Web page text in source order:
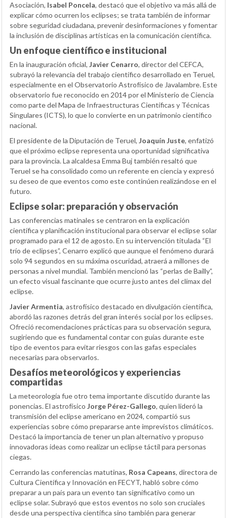
Asociación, Isabel Poncela, destacó que el objetivo va más allá de
explicar cómo ocurren los eclipses; se trata también de informar
sobre seguridad ciudadana, prevenir desinformaciones y fomentar
la inclusión de disciplinas artísticas en la comunicación científica.
Un enfoque científico e institucional
En la inauguración oficial, Javier Cenarro, director del CEFCA,
subrayó la relevancia del trabajo científico desarrollado en Teruel,
especialmente en el Observatorio Astrofísico de Javalambre. Este
observatorio fue reconocido en 2014 por el Ministerio de Ciencia
como parte del Mapa de Infraestructuras Científicas y Técnicas
Singulares (ICTS), lo que lo convierte en un patrimonio científico
nacional.
El presidente de la Diputación de Teruel, Joaquín Juste, enfatizó
que el próximo eclipse representa una oportunidad significativa
para la provincia. La alcaldesa Emma Buj también resaltó que
Teruel se ha consolidado como un referente en ciencia y expresó
su deseo de que eventos como este continúen realizándose en el
futuro.
Eclipse solar: preparación y observación
Las conferencias matinales se centraron en la explicación
científica y planificación institucional para observar el eclipse solar
programado para el 12 de agosto. En su intervención titulada “El
trío de eclipses”, Cenarro explicó que aunque el fenómeno durará
solo 94 segundos en su máxima oscuridad, atraerá a millones de
personas a nivel mundial. También mencionó las “perlas de Bailly”,
un efecto visual fascinante que ocurre justo antes del clímax del
eclipse.
Javier Armentia, astrofísico destacado en divulgación científica,
abordó las razones detrás del gran interés social por los eclipses.
Ofreció recomendaciones prácticas para su observación segura,
sugiriendo que es fundamental contar con guías durante este
tipo de eventos para evitar riesgos con las gafas especiales
necesarias para observarlos.
Desafíos meteorológicos y experiencias
compartidas
La meteorología fue otro tema importante discutido durante las
ponencias. El astrofísico Jorge Pérez-Gallego, quien lideró la
transmisión del eclipse americano en 2024, compartió sus
experiencias sobre cómo prepararse ante imprevistos climáticos.
Destacó la importancia de tener un plan alternativo y propuso
innovadoras ideas como realizar un eclipse táctil para personas
ciegas.
Cerrando las conferencias matutinas, Rosa Capeans, directora de
Cultura Científica y Innovación en FECYT, habló sobre cómo
preparar a un país para un evento tan significativo como un
eclipse solar. Subrayó que estos eventos no solo son cruciales
desde una perspectiva científica sino también para generar